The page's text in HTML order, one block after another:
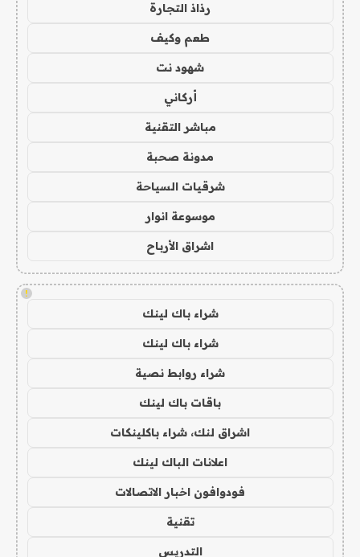
رذاذ التجارة
طعم وكيف
شهود نت
أركاني
مباشر التقنية
مدونة صحبة
شرقيات السياحة
موسوعة انوار
اشراق الأرباح
!
شراء باك لينك
شراء باك لينك
شراء روابط نصية
باقات باك لينك
اشراق لنك، شراء باكلينكات
اعلانات الباك لينك
فودوافون اخبار الاتصالات
تقنية
التدريس